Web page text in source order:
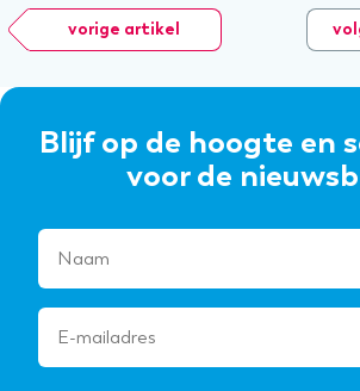
vorige artikel
Blijf op de hoogte en
voor de